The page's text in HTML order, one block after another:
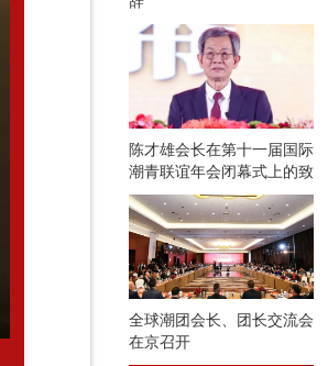
陈才雄会长在第十一届国际
潮青联谊年会闭幕式上的致
辞
全球潮团会长、团长交流会
在京召开